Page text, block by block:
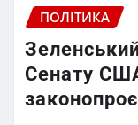
ПОЛІТИКА
Сенату